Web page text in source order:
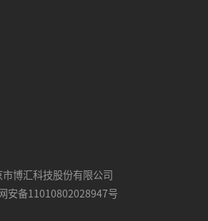
市博汇科技股份有限公司
安备11010802028947号